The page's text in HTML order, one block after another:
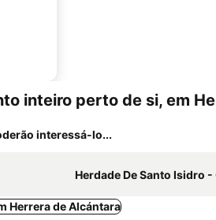
inteiro perto de si, em
interessá-lo...
Herdade De Santo Isidro - Casa
Herrera de Alcántara